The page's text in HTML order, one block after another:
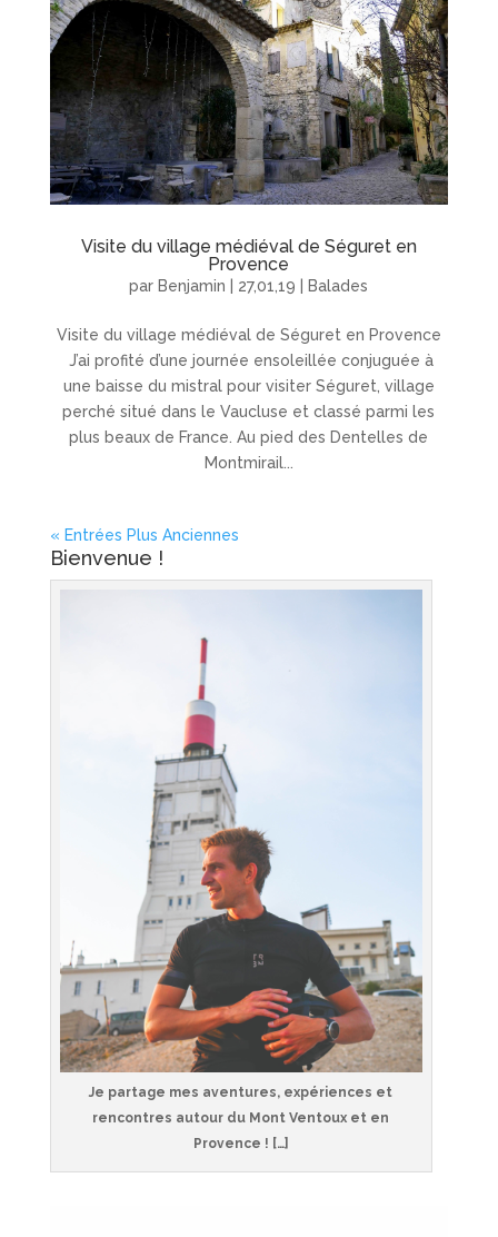
Visite du village médiéval de Séguret en
Provence
par Benjamin 27,01,19 Balades
Visite du village médiéval de Séguret en Provence
J’ai profité d’une journée ensoleillée conjuguée à
une baisse du mistral pour visiter Séguret, village
perché situé dans le Vaucluse et classé parmi les
plus beaux de France. Au pied des Dentelles de
Montmirail...
« Entrées Plus Anciennes
Bienvenue !
Je partage mes aventures, expériences et
rencontres autour du Mont Ventoux et en
Provence ! […]